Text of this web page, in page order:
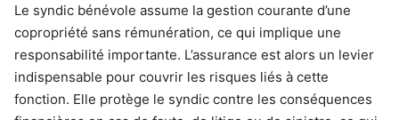
Le syndic bénévole assume la gestion courante d’une
copropriété sans rémunération, ce qui implique une
responsabilité importante. L’assurance est alors un levier
indispensable pour couvrir les risques liés à cette
fonction. Elle protège le syndic contre les conséquences